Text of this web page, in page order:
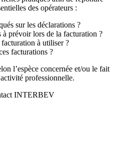
des opérateurs :
sur les déclarations ?
à prévoir lors de la facturation ?
à utiliser ?
facturations ?
l’espèce concernée et/ou le fait
professionnelle.
INTERBEV